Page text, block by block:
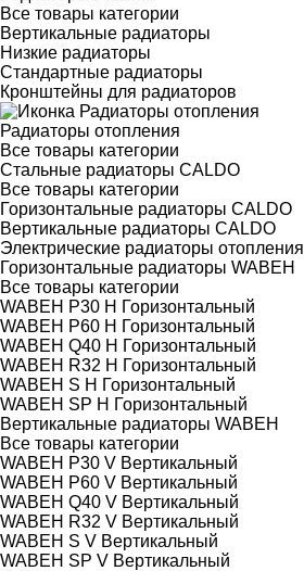
Все товары категории
Вертикальные радиаторы
Низкие радиаторы
Стандартные радиаторы
Кронштейны для радиаторов
Радиаторы отопления
Все товары категории
Стальные радиаторы CALDO
Все товары категории
Горизонтальные радиаторы CALDO
Вертикальные радиаторы CALDO
Электрические радиаторы отопления
Горизонтальные радиаторы WABEH
Все товары категории
WABEH P30 H Горизонтальный
WABEH P60 H Горизонтальный
WABEH Q40 H Горизонтальный
WABEH R32 H Горизонтальный
WABEH S H Горизонтальный
WABEH SP H Горизонтальный
Вертикальные радиаторы WABEH
Все товары категории
WABEH P30 V Вертикальный
WABEH P60 V Вертикальный
WABEH Q40 V Вертикальный
WABEH R32 V Вертикальный
WABEH S V Вертикальный
WABEH SP V Вертикальный